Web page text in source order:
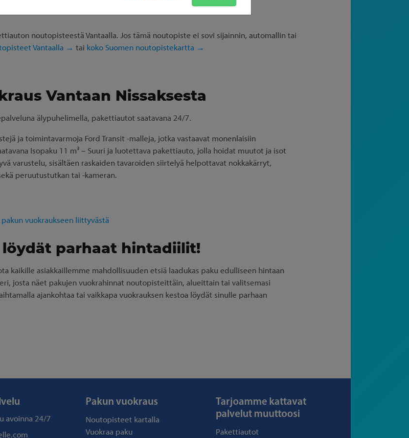
noutopisteestä Vantaalla. Jos tämä noutopiste ei sovi sijainnin, automallin tai
Vantaalla → tai koko Suomen noutopistekartta →
Vantaan Nissaksesta
älypuhelimella, pakettiautot saatavana 24/7.
ja toimintavarmoja Ford Transit -malleja, jotka vastaavat monenlaisiin
Isopaku 11 m³ – Suuri ja luotettava pakettiauto, jolla hoidat muutot ja isot
varustelu, sisältäen raskaiden tavaroiden siirtelyä helpottavat nokkakärryt,
peruutustutkan tai -kameran.
vuokraukseen liittyvästä
parhaat hintadiilit!
kaikille asiakkaillemme mahdollisuuden etsiä laadukas paku edulliseen hintaan
josta näet pakujen vuokrahinnat noutopisteittäin, alueittain tai valitsemasi
ajankohtaa tai vaikkapa vuokrauksen kestoa löydät sinulle parhaan
avoinna 24/7
Pakun vuokraus
Noutopisteet kartalla
Vuokraa paku
Tarjoamme kattavat
palvelut muuttoosi
Pakettiautot